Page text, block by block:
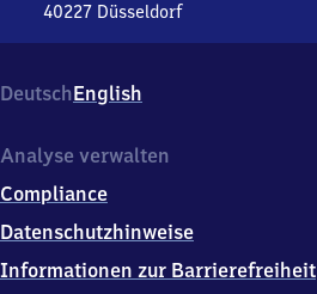
40227 Düsseldorf
Kruppstr.
57,
0
2
7
DeutschEnglish
Analyse verwalten
Compliance
Datenschutzhinweise
Informationen zur Barrierefreiheit